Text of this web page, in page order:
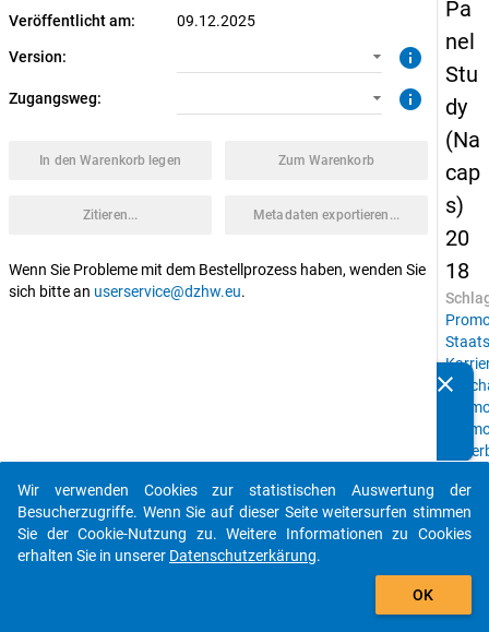
Veröffentlicht am:
09.12.2025
Version: info
Zugangsweg: info
In den Warenkorb legen Zum Warenkorb
Zitieren... Metadaten exportieren...
Wenn Sie Probleme mit dem Bestellprozess haben, wenden Sie
sich bitte an userservice@dzhw.eu.
Pa
nel
Stu
dy
(Na
cap
s)
20
18
in
der
clear
auto_stories
add_shopping_cart
Wir verwenden Cookies zur statistischen Auswertung der
Besucherzugriffe. Wenn Sie auf dieser Seite weitersurfen stimmen
Sie der Cookie-Nutzung zu. Weitere Informationen zu Cookies
erhalten Sie in unserer Datenschutzerkärung.
OK